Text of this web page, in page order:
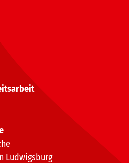
Ludwigsburg